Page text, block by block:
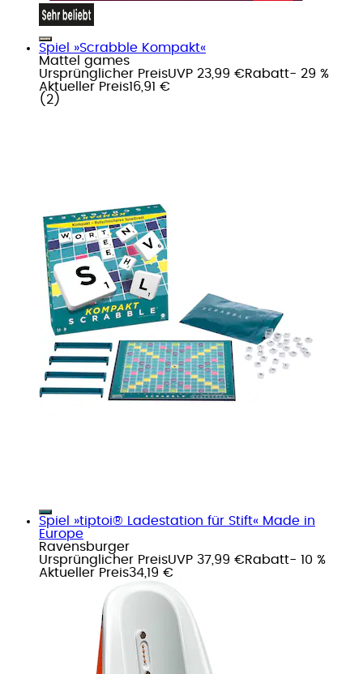
Spiel »Scrabble Kompakt«
Mattel games
Ursprünglicher PreisUVP 23,99 €Rabatt- 29 %
Aktueller Preis16,91 €
( 2 )
Spiel »tiptoi® Ladestation für Stift« Made in
Europe
Ravensburger
Ursprünglicher PreisUVP 37,99 €Rabatt- 10 %
Aktueller Preis34,19 €